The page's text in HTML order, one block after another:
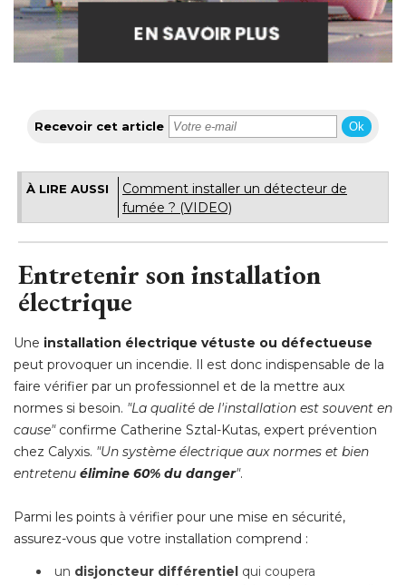
Recevoir cet article Ok
À LIRE AUSSI
Comment installer un détecteur de
fumée ? (VIDEO)
Entretenir son installation
électrique
Une installation électrique vétuste ou défectueuse
peut provoquer un incendie. Il est donc indispensable de la
faire vérifier par un professionnel et de la mettre aux
normes si besoin. "La qualité de l'installation est souvent en
cause"confirme Catherine Sztal-Kutas, expert prévention
chez Calyxis. "Un système électrique aux normes et bien
entretenu élimine 60% du danger".
Parmi les points à vérifier pour une mise en sécurité,
assurez-vous que votre installation comprend :
un disjoncteur différentiel qui coupera